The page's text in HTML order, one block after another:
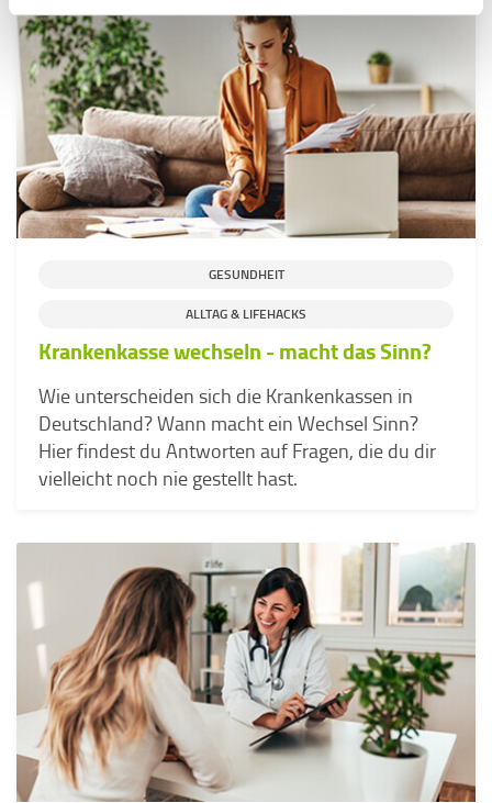
GESUNDHEIT
ALLTAG & LIFEHACKS
Krankenkasse wechseln - macht das Sinn?
Wie unterscheiden sich die Krankenkassen in
Deutschland? Wann macht ein Wechsel Sinn?
Hier findest du Antworten auf Fragen, die du dir
vielleicht noch nie gestellt hast.